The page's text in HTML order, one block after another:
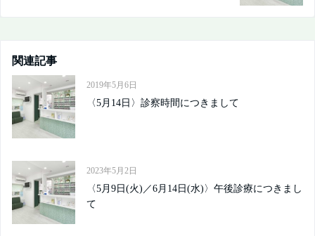
関連記事
2019年5月6日
〈5月14日〉診察時間につきまして
2023年5月2日
〈5月9日(火)／6月14日(水)〉午後診療につきまし
て